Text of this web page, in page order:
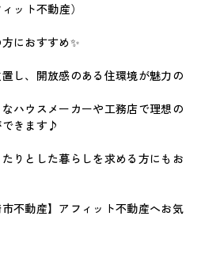
ット不動産）
におすすめ✨
し、開放感のある住環境が魅力の
ハウスメーカーや工務店で理想の
できます♪
りとした暮らしを求める方にもお
不動産】アフィット不動産へお気